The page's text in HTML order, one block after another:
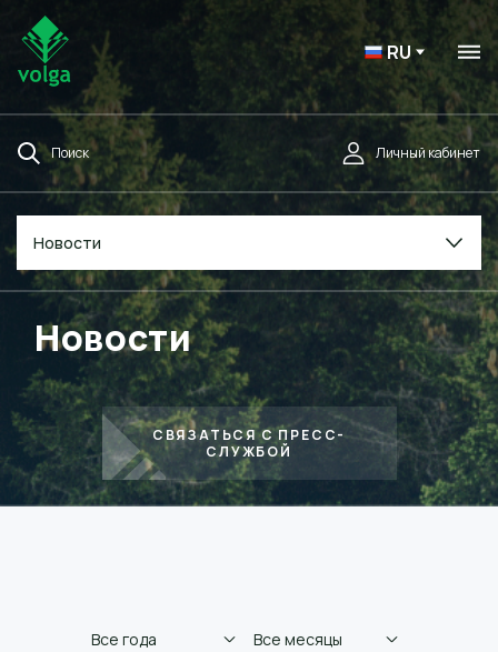
RU
Поиск Личный кабинет
Новости
Новости
СВЯЗАТЬСЯ С ПРЕСС-
СЛУЖБОЙ
Все года Все месяцы